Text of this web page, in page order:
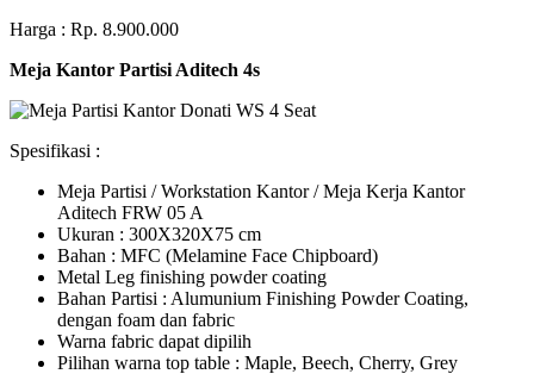
Harga : Rp. 8.900.000
Meja Kantor Partisi Aditech 4s
Spesifikasi :
Meja Partisi / Workstation Kantor / Meja Kerja Kantor
Aditech FRW 05 A
Ukuran : 300X320X75 cm
Bahan : MFC (Melamine Face Chipboard)
Metal Leg finishing powder coating
Bahan Partisi : Alumunium Finishing Powder Coating,
dengan foam dan fabric
Warna fabric dapat dipilih
Pilihan warna top table : Maple, Beech, Cherry, Grey